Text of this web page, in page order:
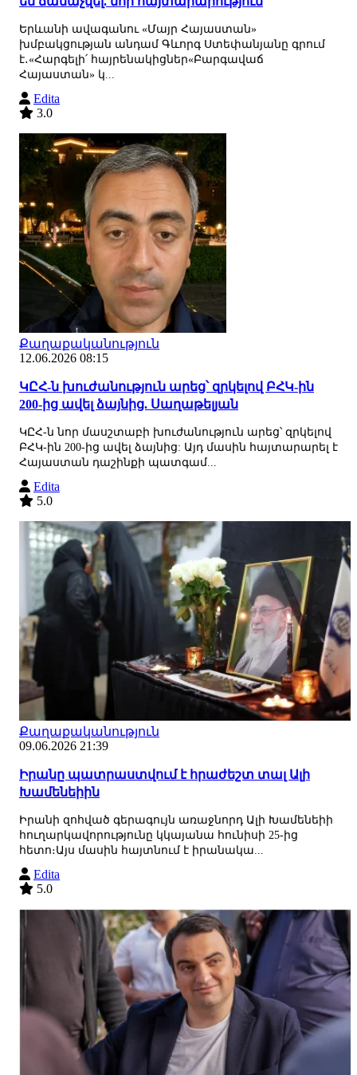
Երևանի ավագանու «Մայր Հայաստան»
խմբակցության անդամ Գևորգ Ստեփանյանը գրում
է․«Հարգելի՛ հայրենակիցներ«Բարգավաճ
Հայաստան» կ...
Edita
3.0
Քաղաքականություն
12.06.2026 08:15
ԿԸՀ-ն խուժանություն արեց՝ զրկելով ԲՀԿ-ին
200-ից ավել ձայնից. Սաղաթելյան
ԿԸՀ-ն նոր մասշտաբի խուժանություն արեց՝ զրկելով
ԲՀԿ-ին 200-ից ավել ձայնից: Այդ մասին հայտարարել է
Հայաստան դաշինքի պատգամ...
Edita
5.0
Քաղաքականություն
09.06.2026 21:39
Իրանը պատրաստվում է հրաժեշտ տալ Ալի
Խամենեիին
Իրանի զոհված գերագույն առաջնորդ Ալի Խամենեիի
հուղարկավորությունը կկայանա հունիսի 25-ից
հետո։Այս մասին հայտնում է իրանակա...
Edita
5.0